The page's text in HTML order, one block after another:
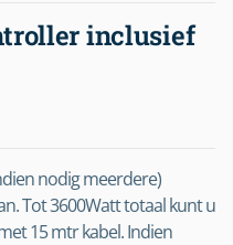
inclusief
nodig meerdere)
Tot 3600Watt totaal kunt u
15 mtr kabel. Indien